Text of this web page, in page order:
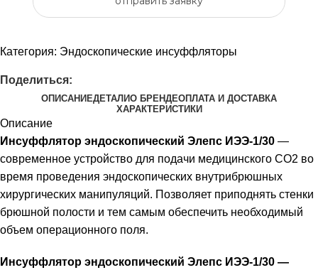
Категория: Эндоскопические инсуффляторы
Поделиться:
ОПИСАНИЕДЕТАЛИО БРЕНДЕОПЛАТА И ДОСТАВКА
ХАРАКТЕРИСТИКИ
Описание
Инсуффлятор эндоскопический Элепс ИЭЭ-1/30 —
современное устройство для подачи медицинского CO2 во
время проведения эндоскопических внутрибрюшных
хирургических манипуляций. Позволяет приподнять стенки
брюшной полости и тем самым обеспечить необходимый
объем операционного поля.
Инсуффлятор эндоскопический Элепс ИЭЭ-1/30 —